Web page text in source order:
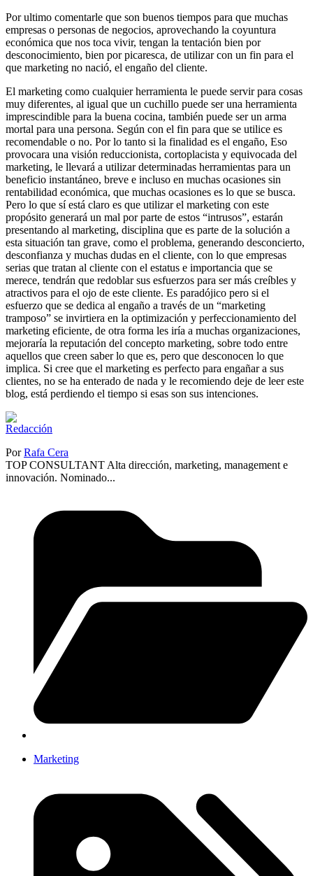
Por ultimo comentarle que son buenos tiempos para que muchas
empresas o personas de negocios, aprovechando la coyuntura
económica que nos toca vivir, tengan la tentación bien por
desconocimiento, bien por picaresca, de utilizar con un fin para el
que marketing no nació, el engaño del cliente.
El marketing como cualquier herramienta le puede servir para cosas
muy diferentes, al igual que un cuchillo puede ser una herramienta
imprescindible para la buena cocina, también puede ser un arma
mortal para una persona. Según con el fin para que se utilice es
recomendable o no. Por lo tanto si la finalidad es el engaño, Eso
provocara una visión reduccionista, cortoplacista y equivocada del
marketing, le llevará a utilizar determinadas herramientas para un
beneficio instantáneo, breve e incluso en muchas ocasiones sin
rentabilidad económica, que muchas ocasiones es lo que se busca.
Pero lo que sí está claro es que utilizar el marketing con este
propósito generará un mal por parte de estos “intrusos”, estarán
presentando al marketing, disciplina que es parte de la solución a
esta situación tan grave, como el problema, generando desconcierto,
desconfianza y muchas dudas en el cliente, con lo que empresas
serias que tratan al cliente con el estatus e importancia que se
merece, tendrán que redoblar sus esfuerzos para ser más creíbles y
atractivos para el ojo de este cliente. Es paradójico pero si el
esfuerzo que se dedica al engaño a través de un “marketing
tramposo” se invirtiera en la optimización y perfeccionamiento del
marketing eficiente, de otra forma les iría a muchas organizaciones,
mejoraría la reputación del concepto marketing, sobre todo entre
aquellos que creen saber lo que es, pero que desconocen lo que
implica. Si cree que el marketing es perfecto para engañar a sus
clientes, no se ha enterado de nada y le recomiendo deje de leer este
blog, está perdiendo el tiempo si esas son sus intenciones.
PorRafa Cera
TOP CONSULTANT Alta dirección, marketing, management e
innovación. Nominado...
Marketing